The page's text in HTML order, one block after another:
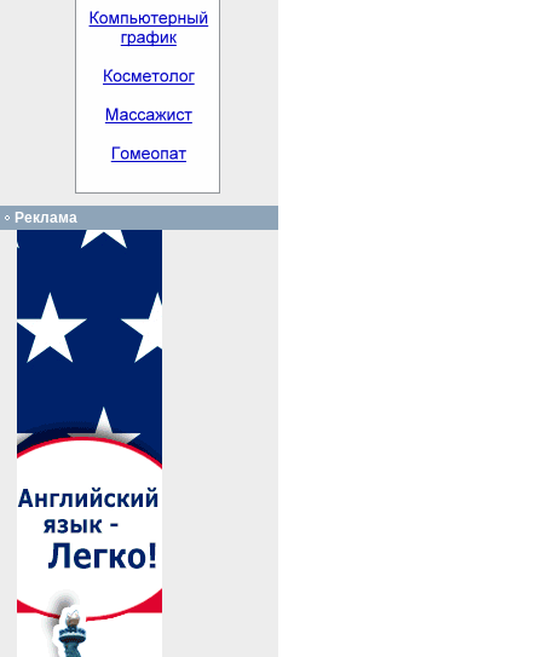
Реклама